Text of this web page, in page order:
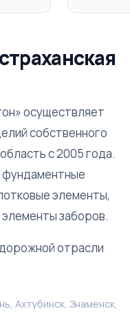
осуществляет
собственного
с 2005 года.
элементы,
заборов.
отрасли
Ахтубинск, Знаменск,